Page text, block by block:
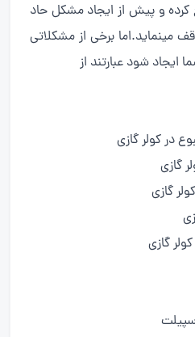
کرده و پیش از ایجاد مشکل حاد
مینماید.اما برخی از مشکلاتی
شود عبارتند از
در کولر گازی
گازی
گازی
گازی